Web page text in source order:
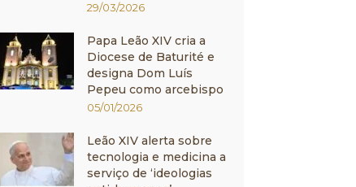
29/03/2026
Papa Leão XIV cria a
Diocese de Baturité e
designa Dom Luís
Pepeu como arcebispo
05/01/2026
Leão XIV alerta sobre
tecnologia e medicina a
serviço de ‘ideologias